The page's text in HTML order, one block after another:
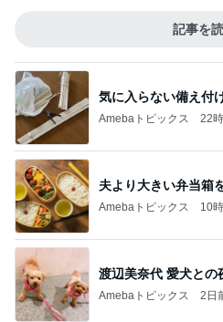
記事を
気に入らない備え付
Amebaトピックス 22
夫より大きい弁当箱
Amebaトピックス 10
渡辺美奈代 愛犬との
Amebaトピックス 2日